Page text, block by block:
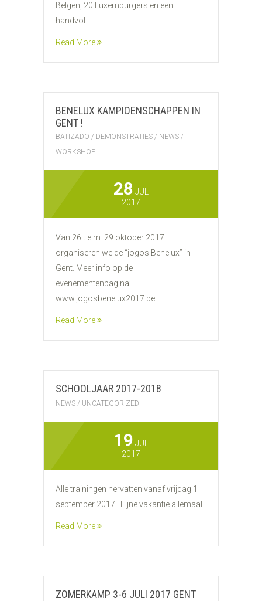
Belgen, 20 Luxemburgers en een
handvol...
Read More
BENELUX KAMPIOENSCHAPPEN IN
GENT !
BATIZADO / DEMONSTRATIES / NEWS /
WORKSHOP
28 JUL
2017
Van 26 t.e.m. 29 oktober 2017
organiseren we de “jogos Benelux” in
Gent. Meer info op de
evenementenpagina:
www.jogosbenelux2017.be...
Read More
SCHOOLJAAR 2017-2018
NEWS / UNCATEGORIZED
19 JUL
2017
Alle trainingen hervatten vanaf vrijdag 1
september 2017 ! Fijne vakantie allemaal.
Read More
ZOMERKAMP 3-6 JULI 2017 GENT